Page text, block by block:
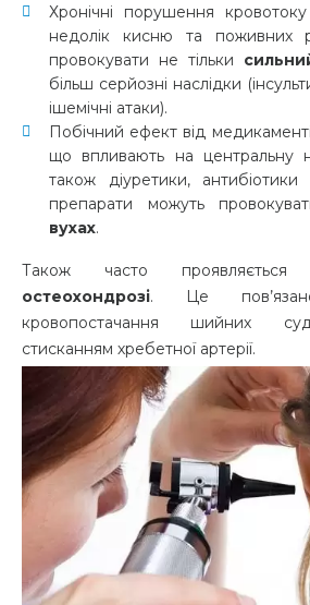
Хронічні порушення
недолік кисню та поживних
провокувати не тільки
більш серйозні наслідки
ішемічні атаки).
Побічний ефект від
що впливають на центральну
також діуретики,
препарати можуть
вухах.
Також часто
остеохондрозі. Це
кровопостачання шийних
стисканням хребетної артерії.